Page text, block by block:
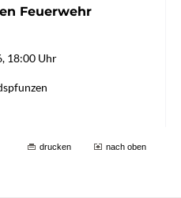
drucken nach oben